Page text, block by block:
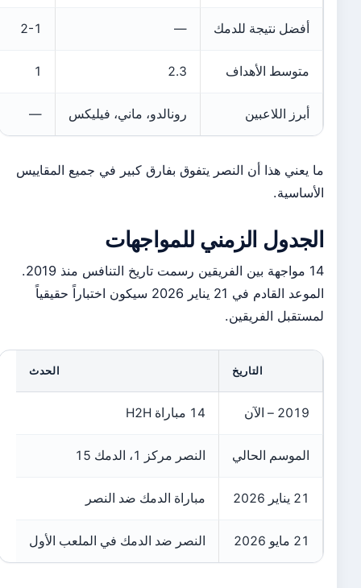
أفضل نتيجة للدمك 2-1
متوسط الأهداف 2.3
أبرز اللاعبين رونالدو، ماني، فيليكس
ما يعني هذا أن النصر يتفوق بفارق كبير في جميع المقاييس
الأساسية.
الجدول الزمني للمواجهات
14 مواجهة بين الفريقين رسمت تاريخ التنافس منذ 2019.
الموعد القادم في 21 يناير 2026 سيكون اختباراً حقيقياً
لمستقبل الفريقين.
التاريخ الحدث
2019 – الآن 14 مباراة H2H
الموسم الحالي النصر مركز 1، الدمك 15
مباراة الدمك ضد النصر
النصر ضد الدمك في الملعب الأول